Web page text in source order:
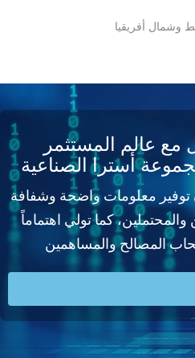
وشمال أفريقيا
مع عالم المستثمر
أسترا الصناعية
معلومات واضحة وشفافة
والمحتملين، كما تولي اهتماماً
المصالح والمساهمين